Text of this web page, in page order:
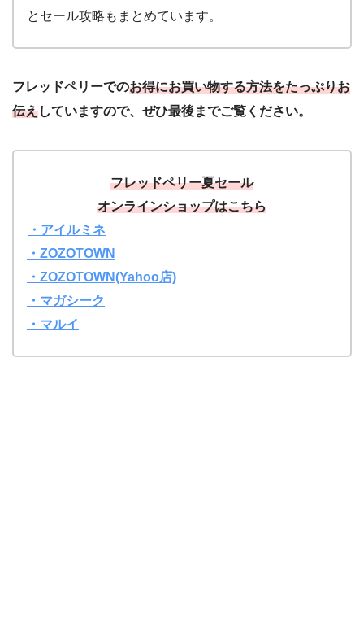
とセール攻略もまとめています。
フレッドペリーでのお得にお買い物する方法をたっぷりお
伝えしていますので、ぜひ最後までご覧ください。
フレッドペリー夏セール
オンラインショップはこちら
・アイルミネ
・ZOZOTOWN
・ZOZOTOWN(Yahoo店)
・マガシーク
・マルイ